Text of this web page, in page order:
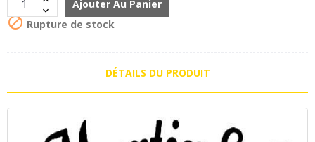
Ajouter Au Panier
 Rupture de stock
DÉTAILS DU PRODUIT